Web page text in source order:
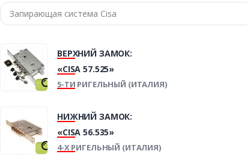
ВЕРХНИЙ ЗАМОК:
«CISA 57.525»
5-ТИ РИГЕЛЬНЫЙ (ИТАЛИЯ)
НИЖНИЙ ЗАМОК:
«CISA 56.535»
4-Х РИГЕЛЬНЫЙ (ИТАЛИЯ)